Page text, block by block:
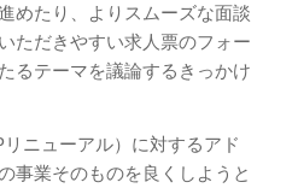
めたり、よりスムーズな面談
ただきやすい求人票のフォー
るテーマを議論するきっかけ
ニューアル）に対するアド
事業そのものを良くしようと